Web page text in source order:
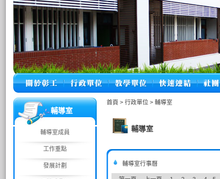
輔導室
輔導室成員
工作重點
發展計劃
首頁 > 行政單位 > 輔導室
輔導室
輔導室行事曆